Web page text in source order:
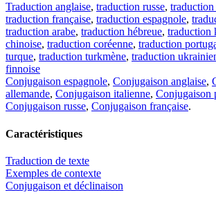
Traduction anglaise, traduction russe, traduction
traduction française, traduction espagnole,
traduction arabe, traduction hébreue, traduction
chinoise, traduction coréenne, traduction
turque, traduction turkmène, traduction
finnoise
Conjugaison espagnole, Conjugaison anglaise,
allemande, Conjugaison italienne, Conjugaison
Conjugaison russe, Conjugaison française.
Caractéristiques
Traduction de texte
Exemples de contexte
Conjugaison et déclinaison